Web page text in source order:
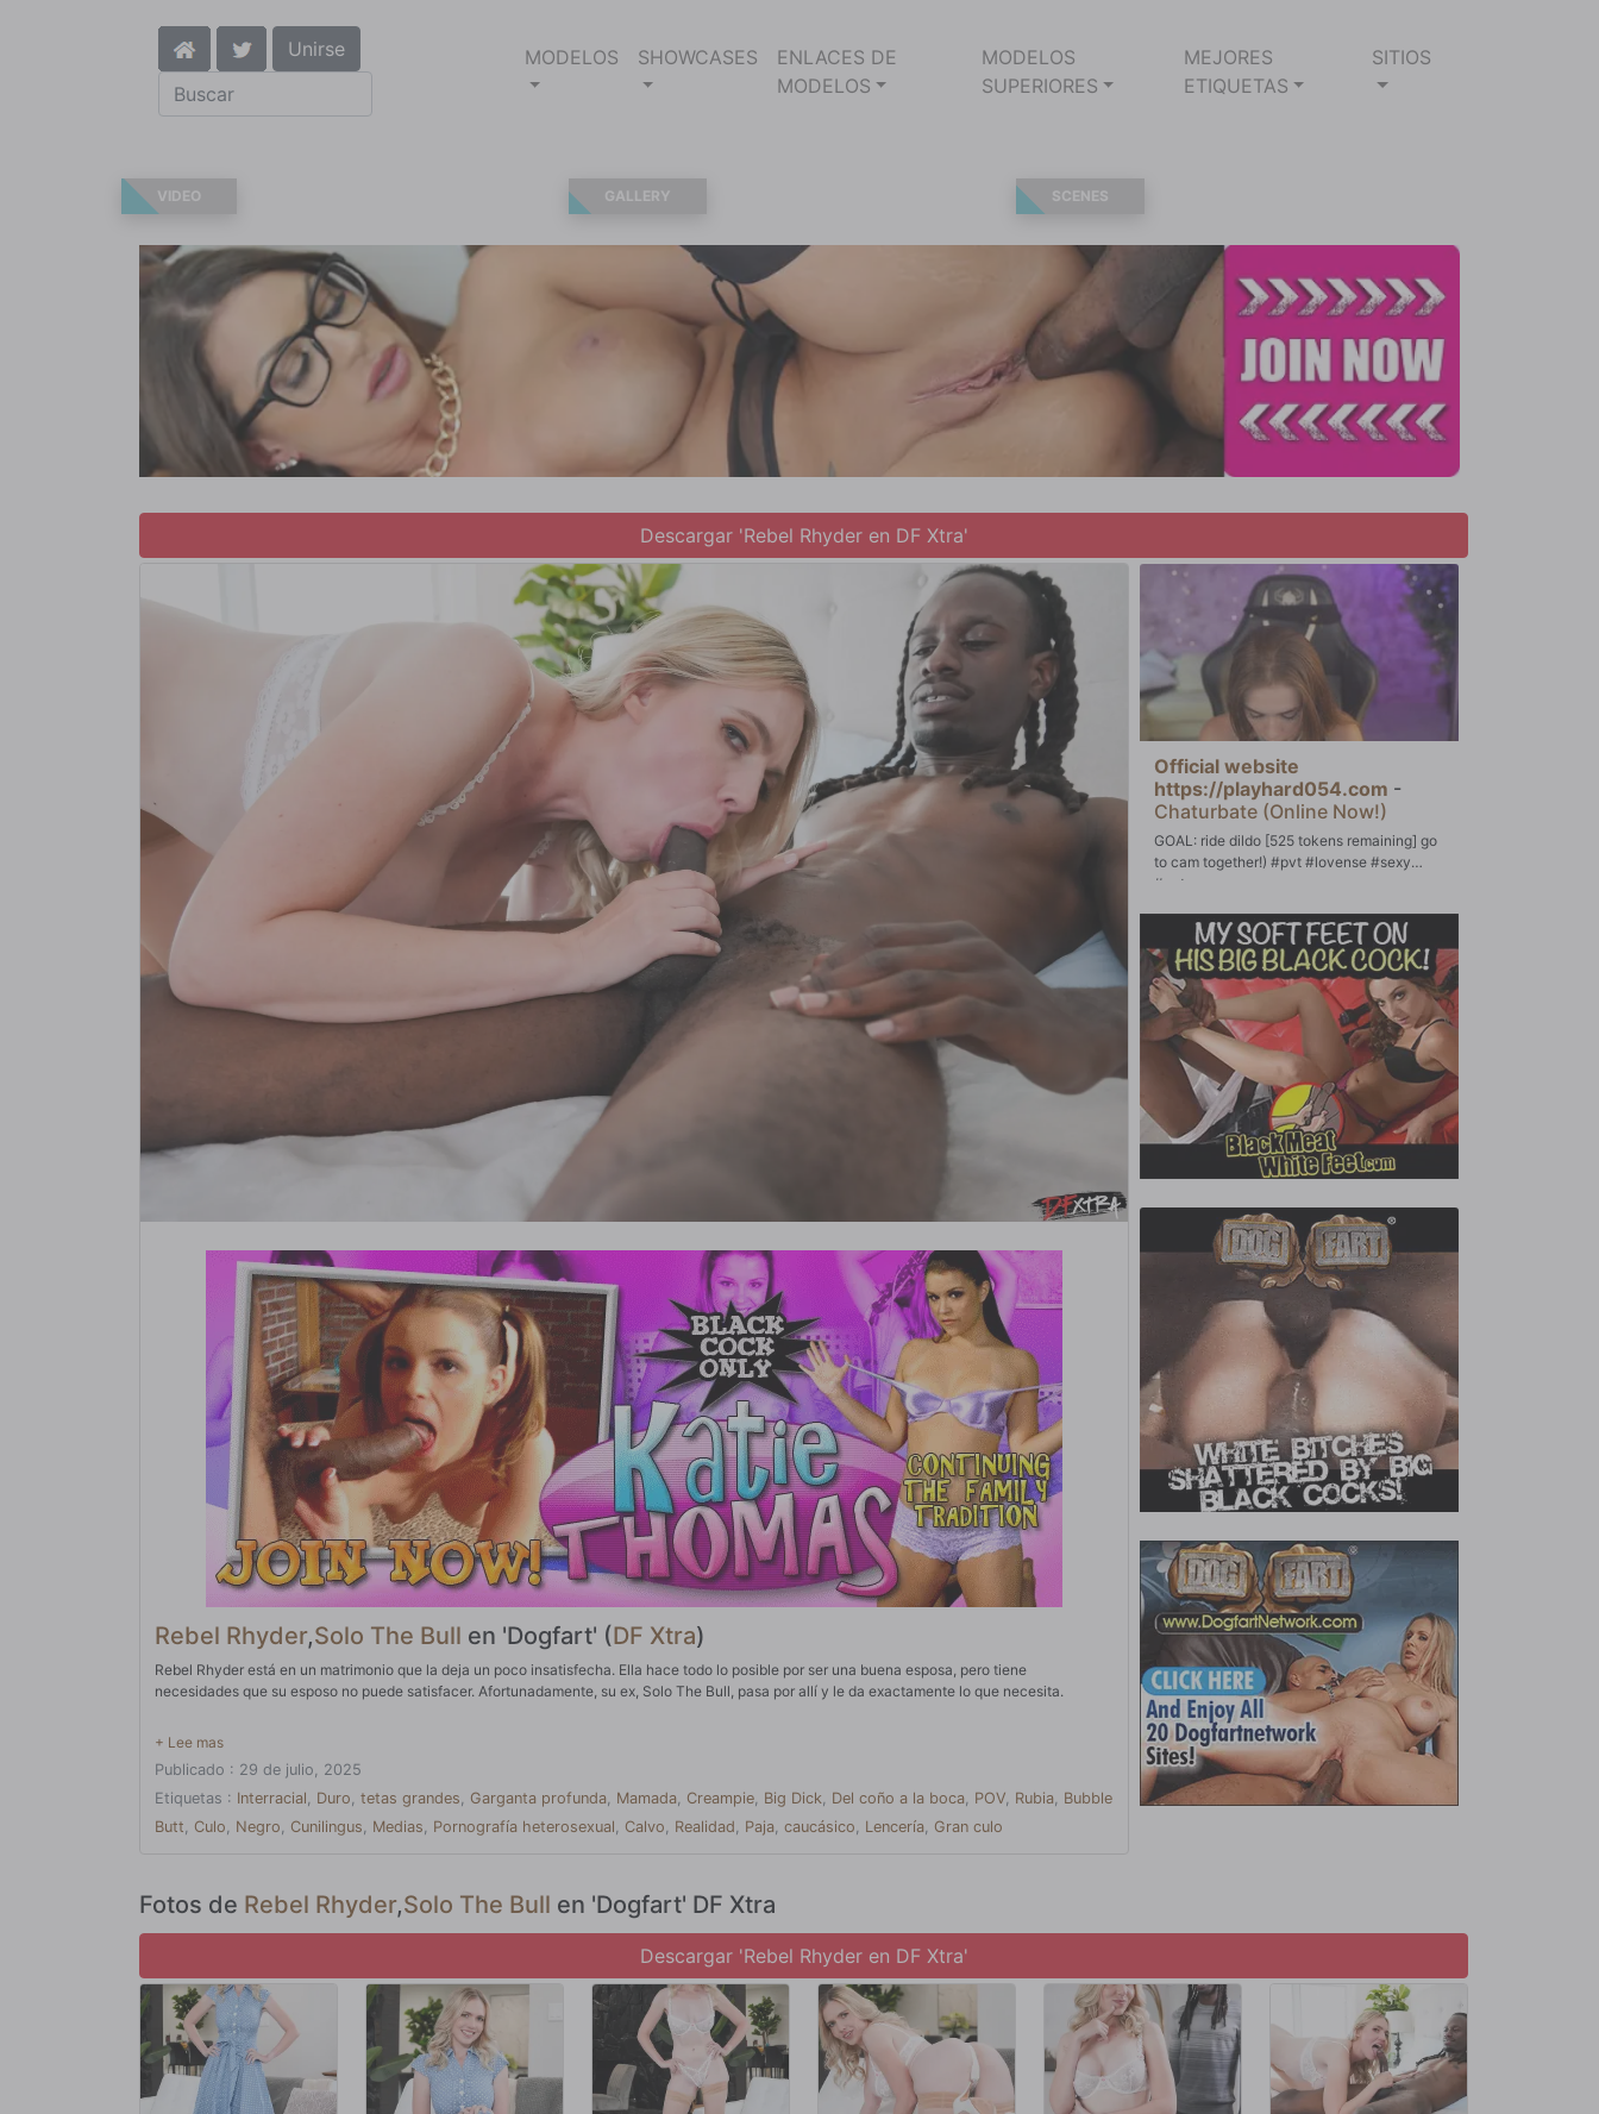
Unirse MODELOS SHOWCASES
ENLACES DE
MODELOS
MODELOS
SUPERIORES
MEJORES
ETIQUETAS
SITIOS
VIDEO GALLERY SCENES
Descargar 'Rebel Rhyder en DF Xtra'
Rebel Rhyder,Solo The Bull en 'Dogfart' (DF Xtra)
Rebel Rhyder está en un matrimonio que la deja un poco insatisfecha. Ella hace todo lo posible por ser una buena esposa, pero tiene
necesidades que su esposo no puede satisfacer. Afortunadamente, su ex, Solo The Bull, pasa por allí y le da exactamente lo que necesita.
Publicado : 29 de julio, 2025
Etiquetas : Interracial Duro tetas grandes Garganta profunda Mamada Creampie Big Dick Del coño a la boca POV Rubia Bubble
Butt
Culo Negro Cunilingus Medias Pornografía heterosexual Calvo Realidad Paja caucásico Lencería Gran culo
Official website
https://playhard054.com -
Chaturbate (Online Now!)
GOAL: ride dildo [525 tokens remaining] go
to cam together!) #pvt #lovense #sexy
#cute
Fotos de Rebel Rhyder,Solo The Bull en 'Dogfart' DF Xtra
Descargar 'Rebel Rhyder en DF Xtra'